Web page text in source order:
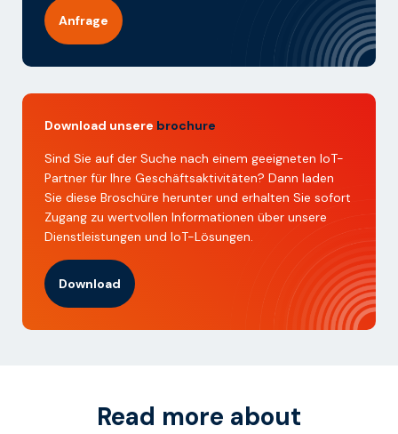
Anfrage
Download unsere brochure
Sind Sie auf der Suche nach einem geeigneten IoT-
Partner für Ihre Geschäftsaktivitäten? Dann laden
Sie diese Broschüre herunter und erhalten Sie sofort
Zugang zu wertvollen Informationen über unsere
Dienstleistungen und IoT-Lösungen.
Download
Read more about